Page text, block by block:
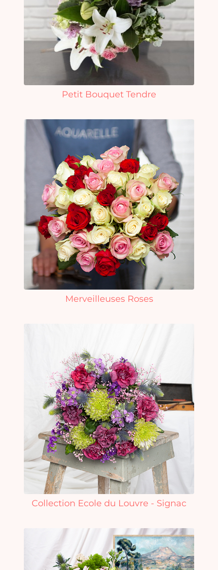
Petit Bouquet Tendre
Merveilleuses Roses
Collection Ecole du Louvre - Signac